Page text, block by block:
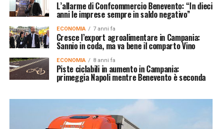
L’allarme di Confcommercio Benevento: “In dieci
anni le imprese sempre in saldo negativo”
ECONOMIA 7 anni fa
Cresce l’export agroalimentare in Campania:
Sannio in coda, ma va bene il comparto Vino
ECONOMIA 8 anni fa
Piste ciclabili in aumento in Campania:
primeggia Napoli mentre Benevento è seconda